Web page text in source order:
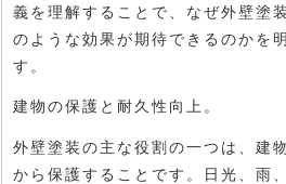
義を理解することで、なぜ外壁塗
のような効果が期待できるのかを
す。
建物の保護と耐久性向上。
外壁塗装の主な役割の一つは、建
から保護することです。日光、雨